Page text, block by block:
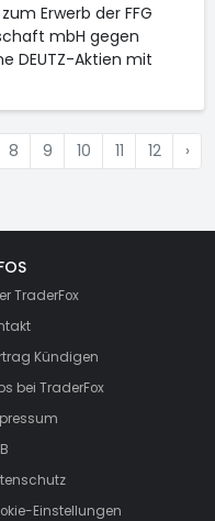
Erwerb der FFG
mbH gegen
DEUTZ-Aktien mit
8 9 10 11 12 ›
TraderFox
Kündigen
bei TraderFox
Einstellungen